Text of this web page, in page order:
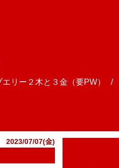
リー２木と３金（要PW）
2023/07/07(金)